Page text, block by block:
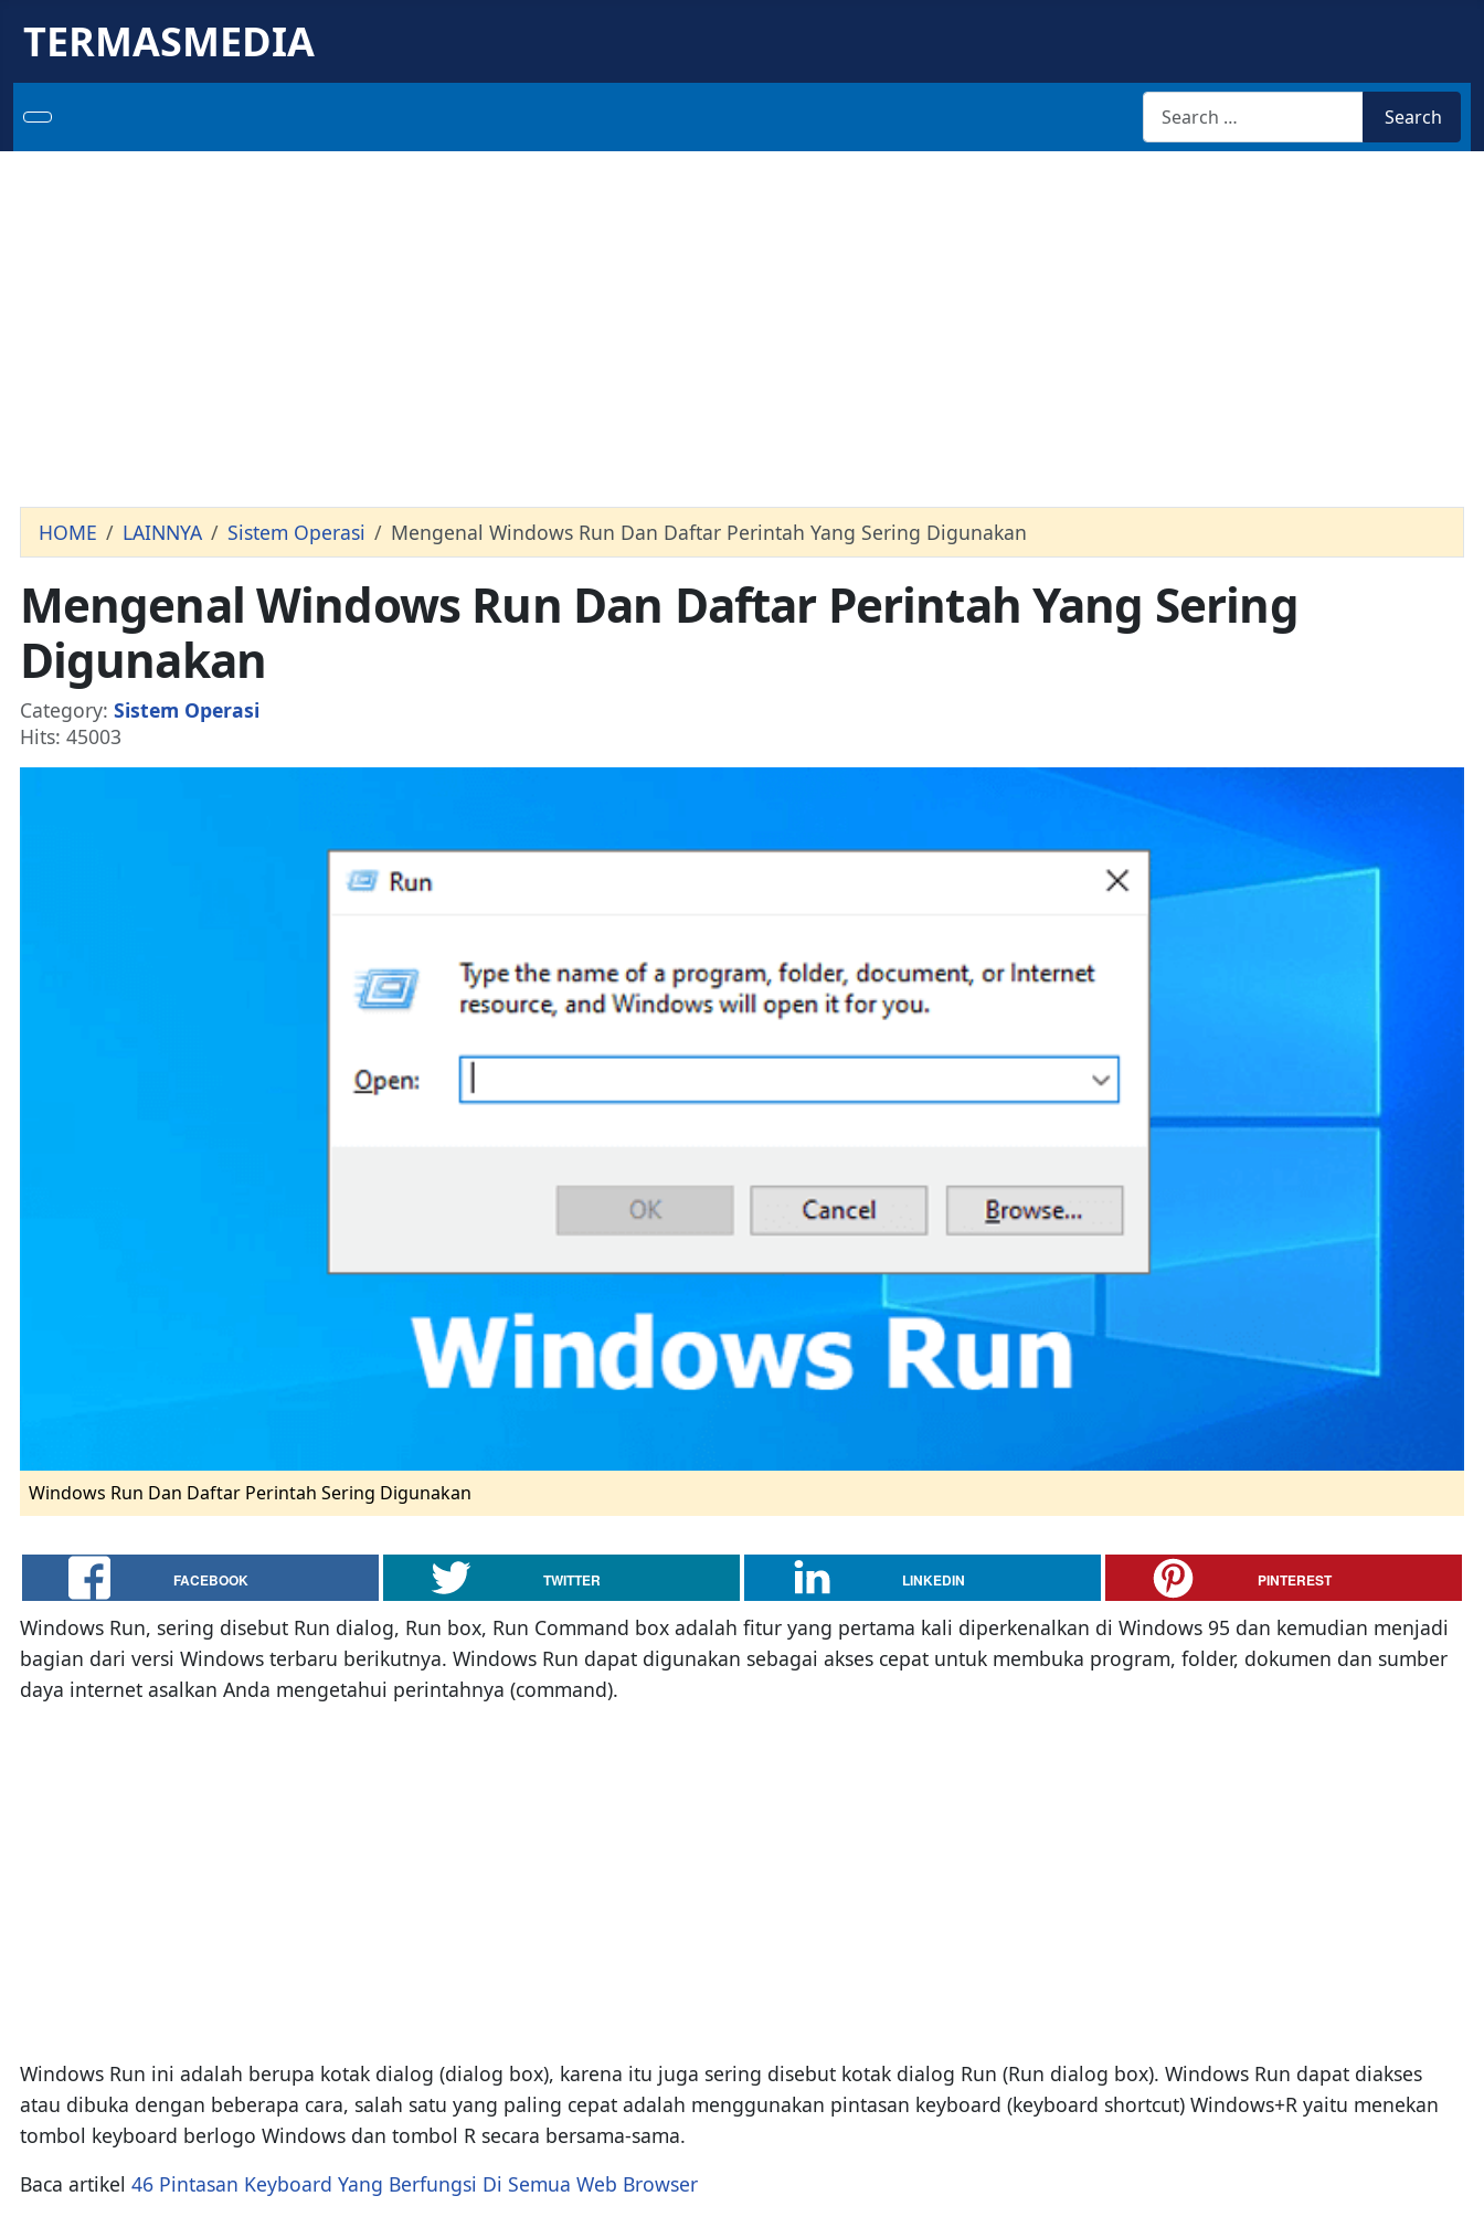
TERMASMEDIA
Search Search
HOME LAINNYA Sistem Operasi Mengenal Windows Run Dan Daftar Perintah Yang Sering Digunakan
Mengenal Windows Run Dan Daftar Perintah Yang Sering
Digunakan
Details
Category: Sistem Operasi
Hits: 45003
Windows Run Dan Daftar Perintah Sering Digunakan
FACEBOOK TWITTER LINKEDIN PINTEREST
Windows Run, sering disebut Run dialog, Run box, Run Command box adalah fitur yang pertama kali diperkenalkan di Windows 95 dan kemudian menjadi
bagian dari versi Windows terbaru berikutnya. Windows Run dapat digunakan sebagai akses cepat untuk membuka program, folder, dokumen dan sumber
daya internet asalkan Anda mengetahui perintahnya (command).
Windows Run ini adalah berupa kotak dialog (dialog box), karena itu juga sering disebut kotak dialog Run (Run dialog box). Windows Run dapat diakses
atau dibuka dengan beberapa cara, salah satu yang paling cepat adalah menggunakan pintasan keyboard (keyboard shortcut) Windows+R yaitu menekan
tombol keyboard berlogo Windows dan tombol R secara bersama-sama.
Baca artikel 46 Pintasan Keyboard Yang Berfungsi Di Semua Web Browser